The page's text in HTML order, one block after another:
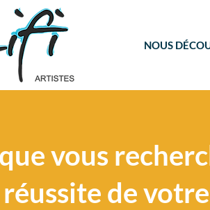
NOUS
vous
de